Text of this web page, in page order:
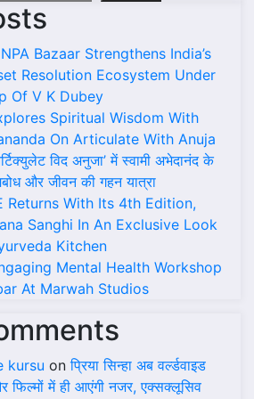
Bazaar Strengthens India’s
Resolution Ecosystem Under
Of V K Dubey
Spiritual Wisdom With
On Articulate With Anuja
विद अनुजा’ में स्वामी अभेदानंद के
और जीवन की गहन यात्रा
Returns With Its 4th Edition,
Sanghi In An Exclusive Look
Kitchen
Mental Health Workshop
At Marwah Studios
kursu onप्रिया सिन्हा अब वर्ल्डवाइड
फिल्मों में ही आएंगी नजर, एक्सक्लूसिव